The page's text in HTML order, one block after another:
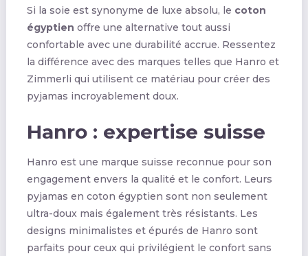
Si la soie est synonyme de luxe absolu, le coton
égyptien offre une alternative tout aussi
confortable avec une durabilité accrue. Ressentez
la différence avec des marques telles que Hanro et
Zimmerli qui utilisent ce matériau pour créer des
pyjamas incroyablement doux.
Hanro : expertise suisse
Hanro est une marque suisse reconnue pour son
engagement envers la qualité et le confort. Leurs
pyjamas en coton égyptien sont non seulement
ultra-doux mais également très résistants. Les
designs minimalistes et épurés de Hanro sont
parfaits pour ceux qui privilégient le confort sans